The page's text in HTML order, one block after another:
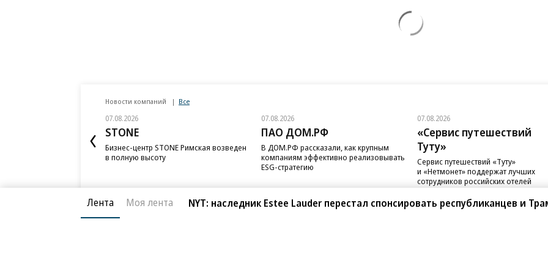
Новости компаний Все
07.08.2026
STONE
Бизнес-центр STONE Римская возведен
в полную высоту
07.08.2026
ПАО ДОМ.РФ
В ДОМ.РФ рассказали, как крупным
компаниям эффективно реализовывать
ESG-стратегию
07.08.2026
«Сервис путешествий
Туту»
Сервис путешествий «Туту»
и «Нетмонет» поддержат лучших
сотрудников российских отелей
Лента Моя лента NYT: наследник Estee Lauder перестал спонсировать республиканцев и